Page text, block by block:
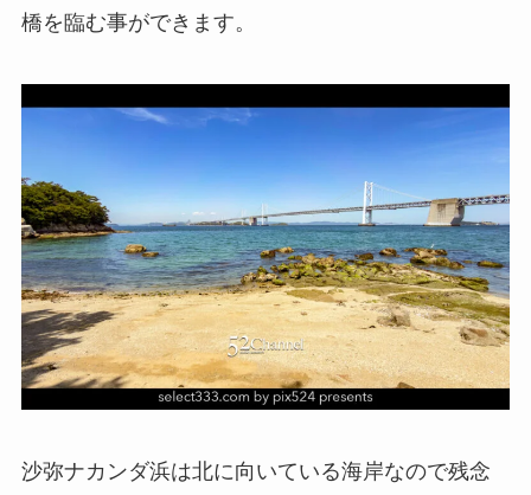
橋を臨む事ができます。
沙弥ナカンダ浜は北に向いている海岸なので残念